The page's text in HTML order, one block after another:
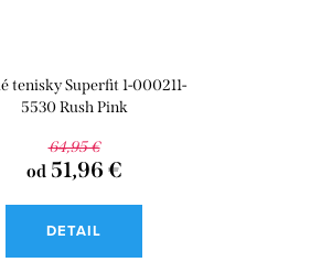
tenisky Superfit 1-000211-
5530 Rush Pink
64,95 €
od51,96 €
DETAIL